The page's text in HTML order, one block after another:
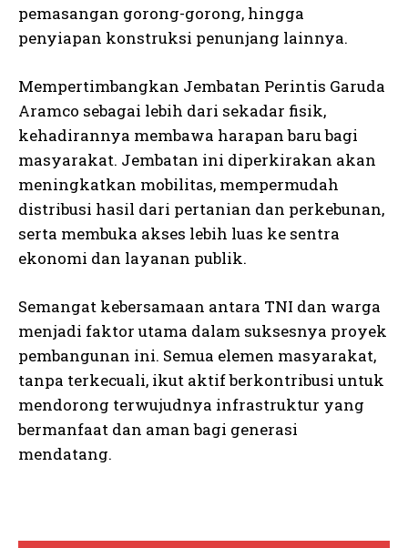
pemasangan gorong-gorong, hingga
penyiapan konstruksi penunjang lainnya.
Mempertimbangkan Jembatan Perintis Garuda
Aramco sebagai lebih dari sekadar fisik,
kehadirannya membawa harapan baru bagi
masyarakat. Jembatan ini diperkirakan akan
meningkatkan mobilitas, mempermudah
distribusi hasil dari pertanian dan perkebunan,
serta membuka akses lebih luas ke sentra
ekonomi dan layanan publik.
Semangat kebersamaan antara TNI dan warga
menjadi faktor utama dalam suksesnya proyek
pembangunan ini. Semua elemen masyarakat,
tanpa terkecuali, ikut aktif berkontribusi untuk
mendorong terwujudnya infrastruktur yang
bermanfaat dan aman bagi generasi
mendatang.